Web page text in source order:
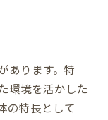
あります。特
環境を活かした
の特長として